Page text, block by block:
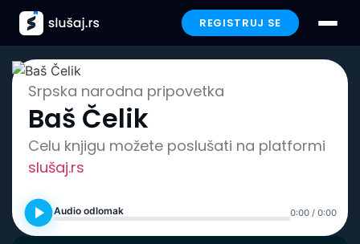
REGISTRUJ SE
Prijavi se
Paketi
Preporučeno
Funkcionalnosti
Srpska narodna pripovetka
Baš Čelik
Celu knjigu možete poslušati na platformi
slušaj.rs
Audio odlomak 0:00 / 0:00